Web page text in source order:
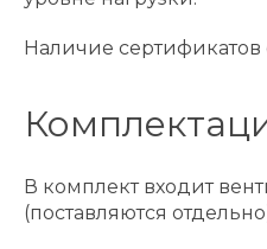
Наличие сертификатов
В комплект входит
(поставляются